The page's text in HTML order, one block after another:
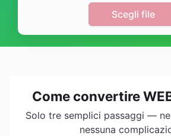
Scegli file
Come convertire
Solo tre semplici passaggi —
nessuna